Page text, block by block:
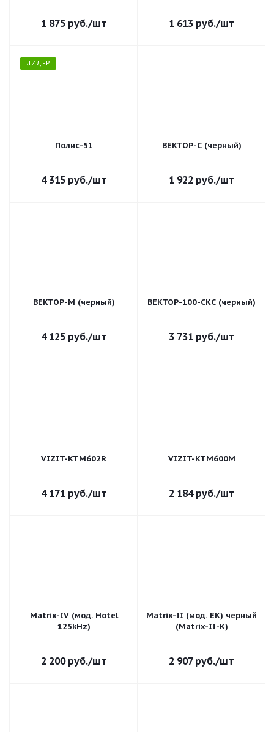
1 875руб./шт 1 613руб./шт
ЛИДЕР
Полис-51
4 315руб./шт
ВЕКТОР-С (черный)
1 922 руб./шт
ВЕКТОР-М (черный)
4 125руб./шт
ВЕКТОР-100-СКС (черный)
3 731руб./шт
VIZIT-KTM602R
4 171руб./шт
VIZIT-KTM600M
2 184руб./шт
Matrix-IV (мод. Hotel
125kHz)
2 200руб./шт
Matrix-II (мод. EK) черный
(Matrix-II-K)
2 907руб./шт